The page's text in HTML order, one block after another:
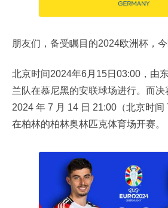
朋友们，备受瞩目的2024欧洲杯，今
北京时间2024年6月15日03:00，由
兰队在慕尼黑的安联球场进行。而决
2024 年 7 月 14 日 21:00（北京时间
在柏林的柏林奥林匹克体育场开赛。